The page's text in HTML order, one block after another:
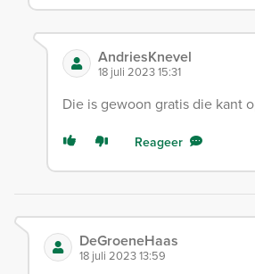
AndriesKnevel
18 juli 2023 15:31
Die is gewoon gratis die kant
Reageer
DeGroeneHaas
18 juli 2023 13:59